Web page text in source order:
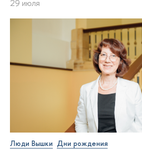
29 июля
Люди Вышки Дни рождения